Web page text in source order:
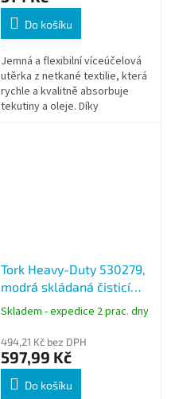
Do košíku
Jemná a flexibilní víceúčelová
utěrka z netkané textilie, která
rychle a kvalitně absorbuje
tekutiny a oleje. Díky
Tork Heavy-Duty 530279,
modrá skládaná čisticí
utěrka 105 útržků, W4
Skladem - expedice 2 prac. dny
494,21 Kč bez DPH
597,99 Kč
Do košíku